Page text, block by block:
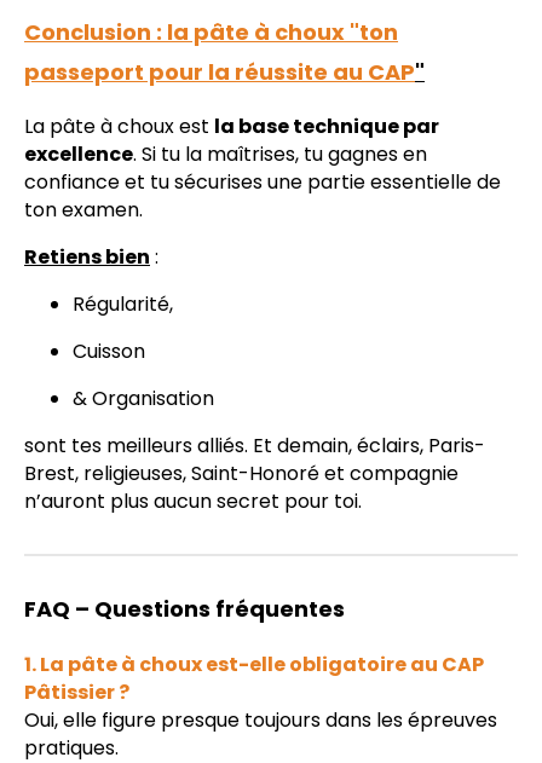
Conclusion : la pâte à choux "ton
passeport pour la réussite au CAP"
La pâte à choux est la base technique par
excellence. Si tu la maîtrises, tu gagnes en
confiance et tu sécurises une partie essentielle de
ton examen.
Retiens bien :
Régularité,
Cuisson
& Organisation
sont tes meilleurs alliés. Et demain, éclairs, Paris-
Brest, religieuses, Saint-Honoré et compagnie
n’auront plus aucun secret pour toi.
FAQ – Questions fréquentes
1. La pâte à choux est-elle obligatoire au CAP
Pâtissier ?
Oui, elle figure presque toujours dans les épreuves
pratiques.